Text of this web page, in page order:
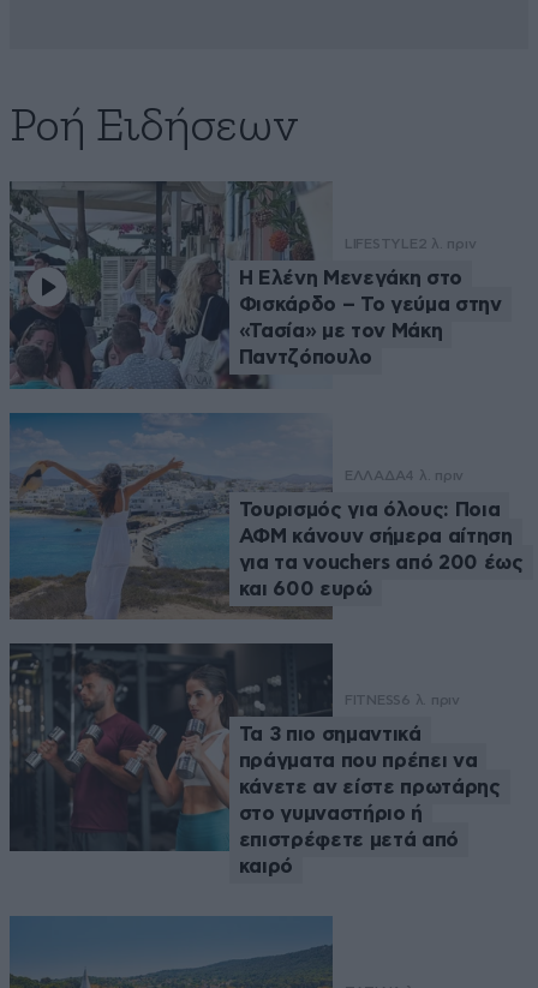
Ροή Ειδήσεων
LIFESTYLE2 λ. πριν
Η Ελένη Μενεγάκη στο
Φισκάρδο – Το γεύμα στην
«Τασία» με τον Μάκη
Παντζόπουλο
ΕΛΛΑΔΑ4 λ. πριν
Τουρισμός για όλους: Ποια
ΑΦΜ κάνουν σήμερα αίτηση
για τα vouchers από 200 έως
και 600 ευρώ
FITNESS6 λ. πριν
Τα 3 πιο σημαντικά
πράγματα που πρέπει να
κάνετε αν είστε πρωτάρης
στο γυμναστήριο ή
επιστρέφετε μετά από
καιρό